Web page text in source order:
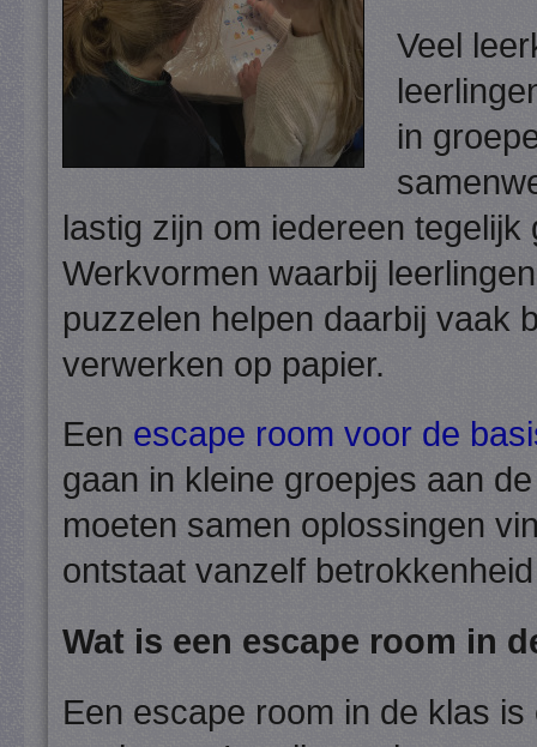
Veel
in
lastig zijn om iedereen
Werkvormen waarbij
puzzelen helpen daarbij vaak
verwerken op papier.
Een escape room voor de
gaan in kleine groepjes aan
moeten samen oplossingen
ontstaat vanzelf
Wat is een escape room in
Een escape room in de klas